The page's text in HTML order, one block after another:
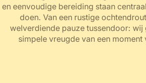
en eenvoudige bereiding staan
doen. Van een rustige
welverdiende pauze tussendoor: wij
simpele vreugde van een moment